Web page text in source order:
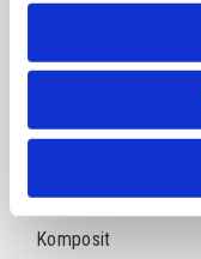
Laminat
Rostfri diskbänk
Komposit